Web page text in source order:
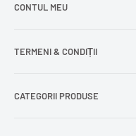
Livrare gratuită
CONTUL MEU
Comenzile mele
Cont nou
TERMENI & CONDIȚII
Politica de returnare
CATEGORII PRODUSE